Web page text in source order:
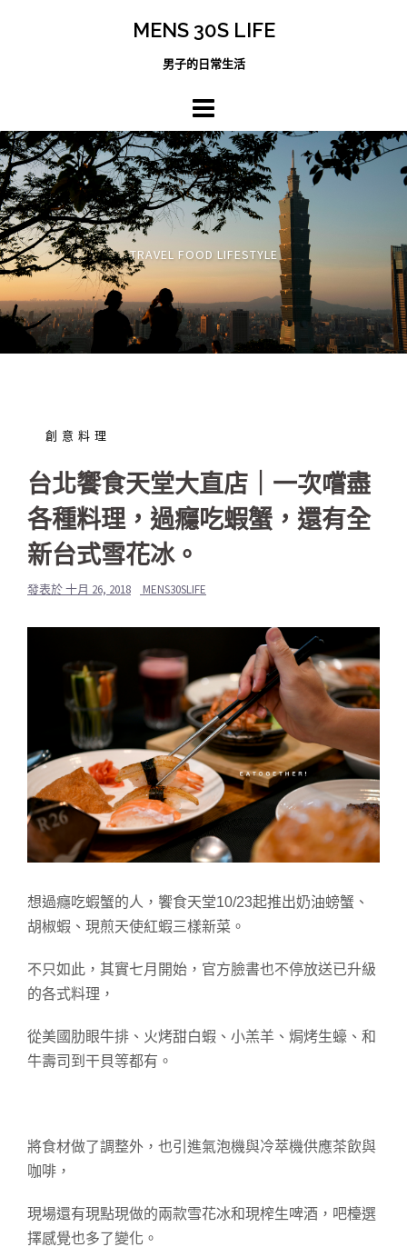
MENS 30S LIFE
男子的日常生活
TRAVEL FOOD LIFESTYLE
創意料理
台北饗食天堂大直店｜一次嚐盡
各種料理，過癮吃蝦蟹，還有全
新台式雪花冰。
發表於十月 26, 2018 MENS30SLIFE
想過癮吃蝦蟹的人，饗食天堂10/23起推出奶油螃蟹、
胡椒蝦、現煎天使紅蝦三樣新菜。
不只如此，其實七月開始，官方臉書也不停放送已升級
的各式料理，
從美國肋眼牛排、火烤甜白蝦、小羔羊、焗烤生蠔、和
牛壽司到干貝等都有。
將食材做了調整外，也引進氣泡機與冷萃機供應茶飲與
咖啡，
現場還有現點現做的兩款雪花冰和現榨生啤酒， 吧檯選
擇感覺也多了變化。